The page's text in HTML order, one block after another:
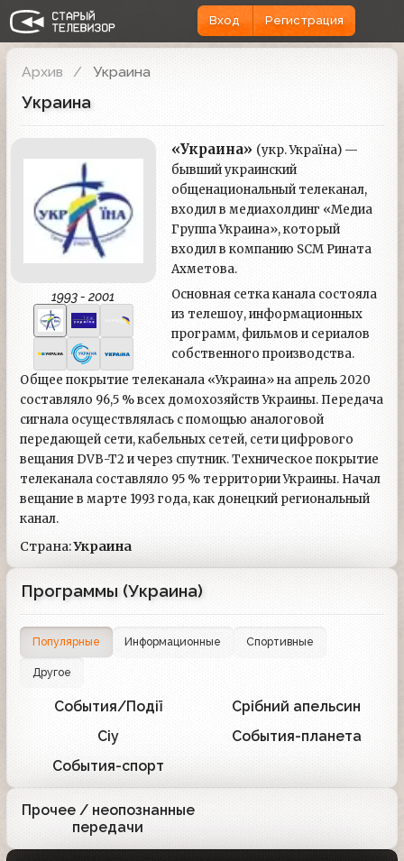
Вход Регистрация
Архив Украина
Украина
1993 - 2001
«Украина» (укр. Україна) —
бывший украинский
общенациональный телеканал,
входил в медиахолдинг «Медиа
Группа Украина», который
входил в компанию SCM Рината
Ахметова.
Основная сетка канала состояла
из телешоу, информационных
программ, фильмов и сериалов
собственного производства.
Общее покрытие телеканала «Украина» на апрель 2020
составляло 96,5 % всех домохозяйств Украины. Передача
сигнала осуществлялась с помощью аналоговой
передающей сети, кабельных сетей, сети цифрового
вещания DVB-T2 и через спутник. Техническое покрытие
телеканала составляло 95 % территории Украины. Начал
вещание в марте 1993 года, как донецкий региональный
канал.
Страна:Украина
Программы (Украина)
Популярные Информационные Спортивные
Другое
События/Події Срібний апельсин
Сіу События-планета
События-спорт
1
Прочее / неопознанные
передачи